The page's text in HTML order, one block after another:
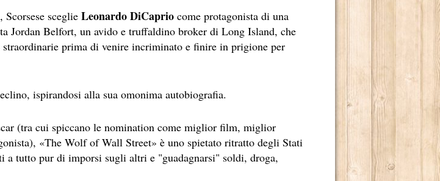
DEL PREMIO STREGA.
ESORDIENTE, BENSI AMPIAMENTE RADICATO NEL NOSTRO PAESE.
ENIGMATICO E AVVINCENTE DI MARCELLO SIMONI.
PIACCIONO NEL MESE DI APRILE 2013.
CHE DOVREBBE ESSERE LA QUADRILOGIA DI CARLOS RUIZ ZAFÓN.
SUE OPERE HANNO CONQUISTATO MILIONI DI LETTORI E NUMEROSI PREMI NEI CINQUE
VENDITE, IL CACCIATORE DI AQUILONI.
sceglie Leonardo DiCaprio come protagonista di una
Jordan Belfort, un avido e truffaldino broker di Long Island, che
prima di venire incriminato e finire in prigione per
ispirandosi alla sua omonima autobiografia.
(tra cui spiccano le nomination come miglior film, miglior
«The Wolf of Wall Street» è uno spietato ritratto degli Stati
tutto pur di imporsi sugli altri e "guadagnarsi" soldi, droga,